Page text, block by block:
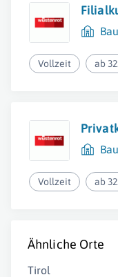
Vollzeit ab
Vollzeit ab
Ähnliche Orte
Tirol